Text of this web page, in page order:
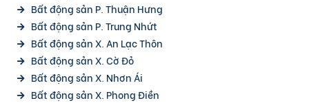
Bất động sản P. Thuận Hưng
Bất động sản P. Trung Nhứt
Bất động sản X. An Lạc Thôn
Bất động sản X. Cờ Đỏ
Bất động sản X. Nhơn Ái
Bất động sản X. Phong Điền